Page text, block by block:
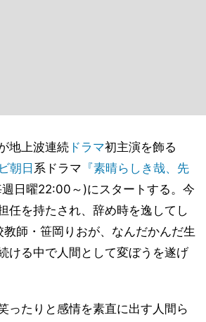
地上波連続 ドラマ初主演を飾る
朝日 系ドラマ 『素晴らしき哉、先
日曜22:00～)にスタートする。今
任を持たされ、辞め時を逸してし
教師・笹岡りおが、なんだかんだ生
ける中で人間として変ぼうを遂げ
ったりと感情を素直に出す人間ら